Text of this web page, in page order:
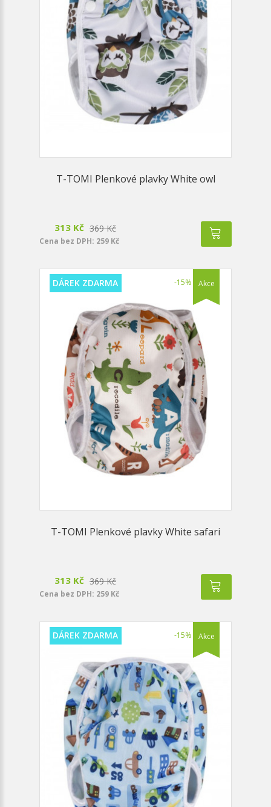
T-TOMI Plenkové plavky White owl
313 Kč 369 Kč
Cena bez DPH: 259 Kč
DÁREK ZDARMA Akce
-15%
T-TOMI Plenkové plavky White safari
313 Kč 369 Kč
Cena bez DPH: 259 Kč
DÁREK ZDARMA Akce
-15%